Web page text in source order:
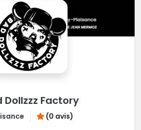
Dollzzz Factory
(0 avis)